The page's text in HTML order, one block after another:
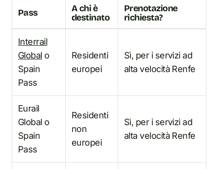
Pass
A chi è
destinato
Prenotazione
richiesta?
Interrail
Global o
Spain
Pass
Residenti
europei
Sì, per i servizi ad
alta velocità Renfe
Eurail
Global o
Spain
Pass
Residenti
non
europei
Sì, per i servizi ad
alta velocità Renfe